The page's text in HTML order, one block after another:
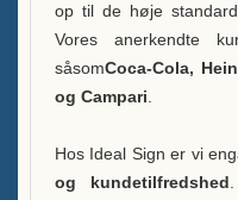
op til de høje
Vores anerkendte
såsomCoca-Cola,
og Campari
Hos Ideal Sign er vi
og kundetilfredshed